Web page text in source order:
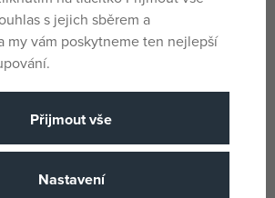
cm (DxHxV).
s jejich sběrem a
my vám poskytneme ten nejlepší
Přijmout vše
Nastavení